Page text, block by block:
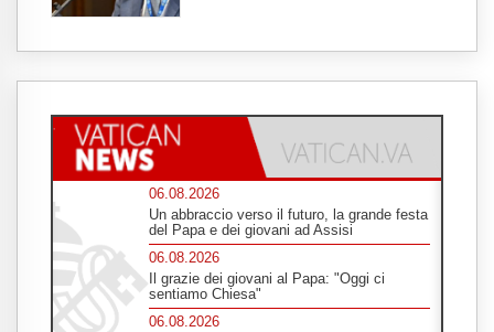
06.08.2026
Un abbraccio verso il futuro, la grande festa
del Papa e dei giovani ad Assisi
06.08.2026
Il grazie dei giovani al Papa: "Oggi ci
sentiamo Chiesa"
06.08.2026